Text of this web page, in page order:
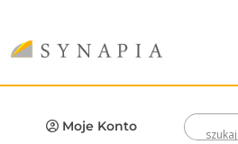
Moje Konto